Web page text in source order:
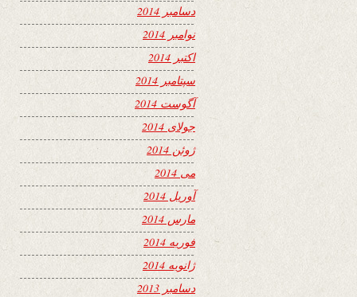
دسامبر 2014
نوامبر 2014
اکتبر 2014
سپتامبر 2014
آگوست 2014
جولای 2014
ژوئن 2014
می 2014
آوریل 2014
مارس 2014
فوریه 2014
ژانویه 2014
دسامبر 2013